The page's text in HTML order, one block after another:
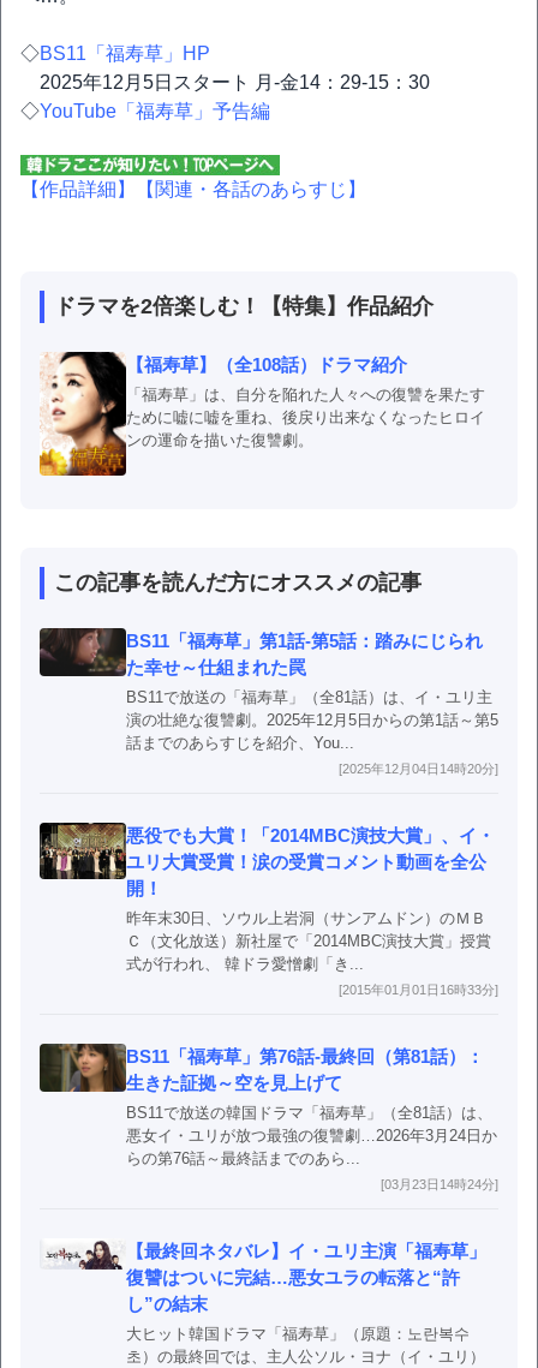
◇BS11「福寿草」HP
2025年12月5日スタート 月-金14：29-15：30
◇YouTube「福寿草」予告編
【作品詳細】 【関連・各話のあらすじ】
ドラマを2倍楽しむ！【特集】作品紹介
【福寿草】（全108話）ドラマ紹介
「福寿草」は、自分を陥れた人々への復讐を果たす
ために嘘に嘘を重ね、後戻り出来なくなったヒロイ
ンの運命を描いた復讐劇。
この記事を読んだ方にオススメの記事
BS11「福寿草」第1話-第5話：踏みにじられ
た幸せ～仕組まれた罠
BS11で放送の「福寿草」（全81話）は、イ・ユリ主
演の壮絶な復讐劇。2025年12月5日からの第1話～第5
話までのあらすじを紹介、You...
[2025年12月04日14時20分]
悪役でも大賞！「2014MBC演技大賞」、イ・
ユリ大賞受賞！涙の受賞コメント動画を全公
開！
昨年末30日、ソウル上岩洞（サンアムドン）のＭＢ
Ｃ（文化放送）新社屋で「2014MBC演技大賞」授賞
式が行われ、 韓ドラ愛憎劇「き...
[2015年01月01日16時33分]
BS11「福寿草」第76話-最終回（第81話）：
生きた証拠～空を見上げて
BS11で放送の韓国ドラマ「福寿草」（全81話）は、
悪女イ・ユリが放つ最強の復讐劇…2026年3月24日か
らの第76話～最終話までのあら...
[03月23日14時24分]
【最終回ネタバレ】イ・ユリ主演「福寿草」
復讐はついに完結…悪女ユラの転落と“許
し”の結末
大ヒット韓国ドラマ「福寿草」（原題：노란복수
초）の最終回では、主人公ソル・ヨナ（イ・ユリ）